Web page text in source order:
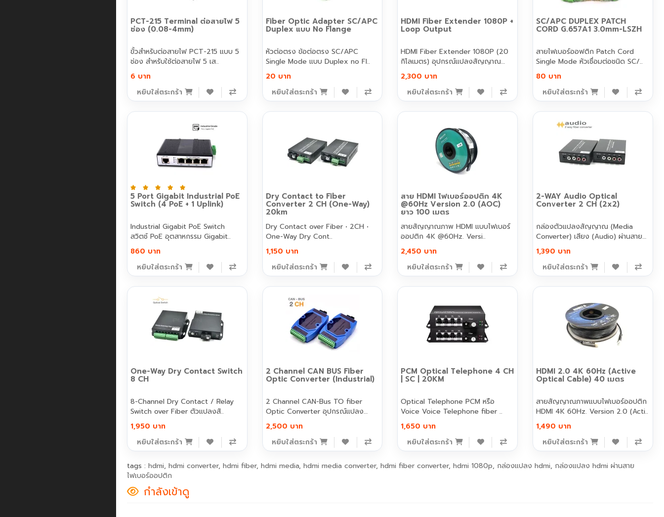
PCT-215 Terminal ต่อสายไฟ 5
ช่อง (0.08-4mm)
ขั้วสำหรับต่อสายไฟ PCT-215 แบบ 5
ช่อง สำหรับใช้ต่อสายไฟ 5 เส..
6 บาท
หยิบใส่ตระกร้า
Fiber Optic Adapter SC/APC
Duplex แบบ No Flange
หัวต่อตรง ข้อต่อตรง SC/APC
Single Mode แบบ Duplex no Fl..
20 บาท
หยิบใส่ตระกร้า
HDMI Fiber Extender 1080P +
Loop Output
HDMI Fiber Extender 1080P (20
กิโลเมตร) อุปกรณ์แปลงสัญญาณ
ภาพ..
2,300 บาท
หยิบใส่ตระกร้า
SC/APC DUPLEX PATCH
CORD G.657A1 3.0mm-LSZH
สายไฟเบอร์ออฟติก Patch Cord
Single Mode หัวเชื่อมต่อชนิด SC/..
80 บาท
หยิบใส่ตระกร้า
5 Port Gigabit Industrial PoE
Switch (4 PoE + 1 Uplink)
Industrial Gigabit PoE Switch
สวิตช์ PoE อุตสาหกรรม Gigabit..
860 บาท
หยิบใส่ตระกร้า
Dry Contact to Fiber
Converter 2 CH (One-Way)
20km
Dry Contact over Fiber • 2CH •
One-Way Dry Cont..
1,150 บาท
หยิบใส่ตระกร้า
สาย HDMI ไฟเบอร์ออปติก 4K
@60Hz Version 2.0 (AOC)
ยาว 100 เมตร
สายสัญญาณภาพ HDMI แบบไฟเบอร์
ออปติก 4K @60Hz. Versi..
2,450 บาท
หยิบใส่ตระกร้า
2-WAY Audio Optical
Converter 2 CH (2x2)
กล่องตัวแปลงสัญญาณ (Media
Converter) เสียง (Audio) ผ่านสาย
ไฟ..
1,390 บาท
หยิบใส่ตระกร้า
One-Way Dry Contact Switch
8 CH
8-Channel Dry Contact / Relay
Switch over Fiber ตัวแปลงสั..
1,950 บาท
หยิบใส่ตระกร้า
2 Channel CAN BUS Fiber
Optic Converter (Industrial)
2 Channel CAN-Bus TO fiber
Optic Converter อุปกรณ์แปลง
สัญญาณ..
2,500 บาท
หยิบใส่ตระกร้า
PCM Optical Telephone 4 CH
| SC | 20KM
Optical Telephone PCM หรือ
Voice Voice Telephone fiber ..
1,650 บาท
หยิบใส่ตระกร้า
HDMI 2.0 4K 60Hz (Active
Optical Cable) 40 เมตร
สายสัญญาณภาพแบบไฟเบอร์ออปติก
HDMI 4K 60Hz. Version 2.0 (Acti..
1,490 บาท
หยิบใส่ตระกร้า
tags :hdmi,hdmi converter,hdmi fiber,hdmi media,hdmi media converter,hdmi fiber converter,hdmi 1080p, กล่องแปลง hdmi, กล่องแปลง hdmi ผ่านสาย
ไฟเบอร์ออปติก
กำลังเข้าดู